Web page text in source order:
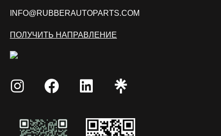
INFO@RUBBERAUTOPARTS.COM
ПОЛУЧИТЬ НАПРАВЛЕНИЕ